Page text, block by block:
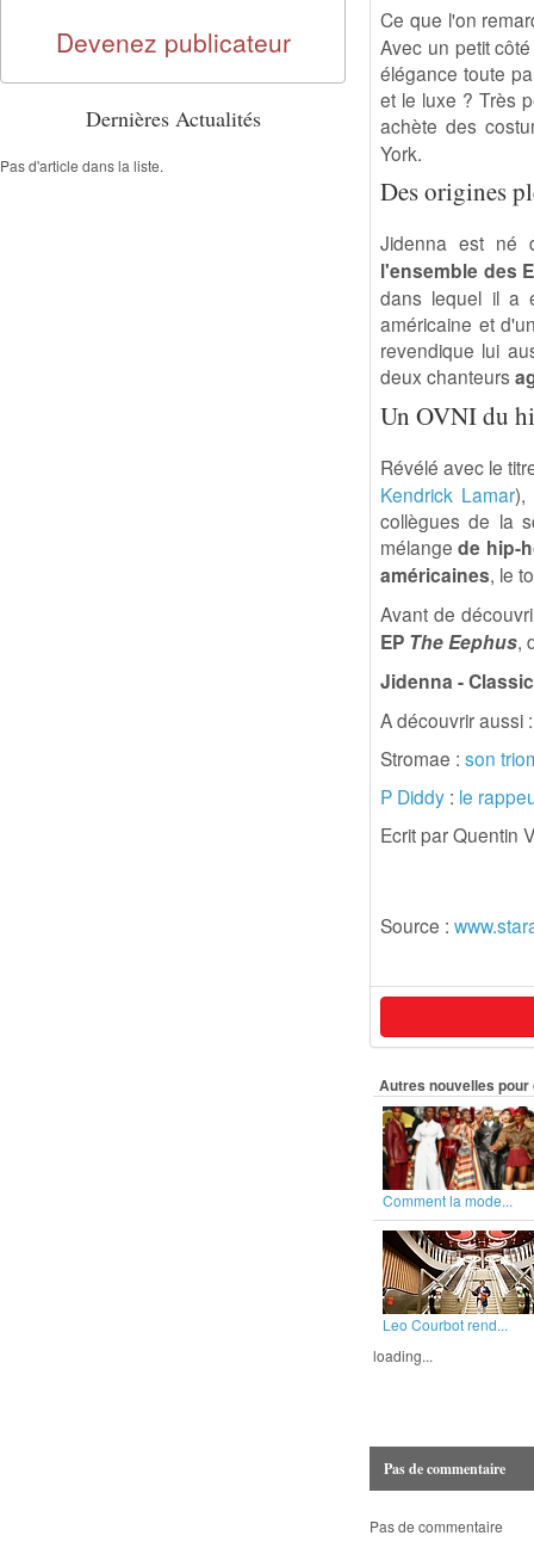
Ce que l'on
Avec un petit
élégance toute
et le luxe ? Très
achète des
York.
Des origines
Jidenna est
l'ensemble des
dans lequel il a
américaine et
revendique lui
deux chanteurs
Un OVNI du
Révélé avec le
Kendrick Lamar),
collègues de la
mélangede hip-
américaines, le
Avant de
EP The Eephus,
Jidenna -
A découvrir aussi :
Stromae : son
P Diddy : le
Ecrit par Quentin
Source :
Autres nouvelles
Comment la mode...
Leo Courbot rend...
loading...
Pas de commentaire
Pas de commentaire
Devenez publicateur
Dernières Actualités
Pas d'article dans la liste.